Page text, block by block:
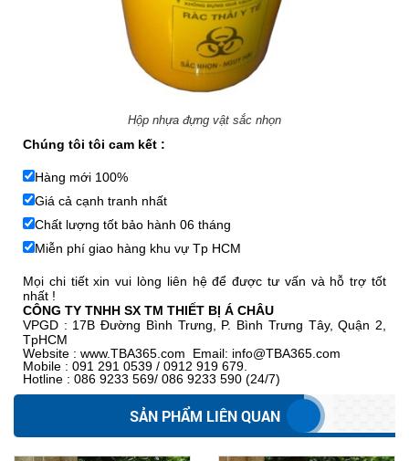
Hộp nhựa đựng vật sắc nhọn
Chúng tôi tôi cam kết :
Hàng mới 100%
Giá cả cạnh tranh nhất
Chất lượng tốt bảo hành 06 tháng
Miễn phí giao hàng khu vự Tp HCM
Mọi chi tiết xin vui lòng liên hệ để được tư vấn và hỗ trợ tốt
nhất !
CÔNG TY TNHH SX TM THIẾT BỊ Á CHÂU
VPGD : 17B Đường Bình Trưng, P. Bình Trưng Tây, Quận 2,
TpHCM
Website : www.TBA365.com Email: info@TBA365.com
Mobile : 091 291 0539 / 0912 919 679.
Hotline : 086 9233 569/ 086 9233 590 (24/7)
SẢN PHẨM LIÊN QUAN